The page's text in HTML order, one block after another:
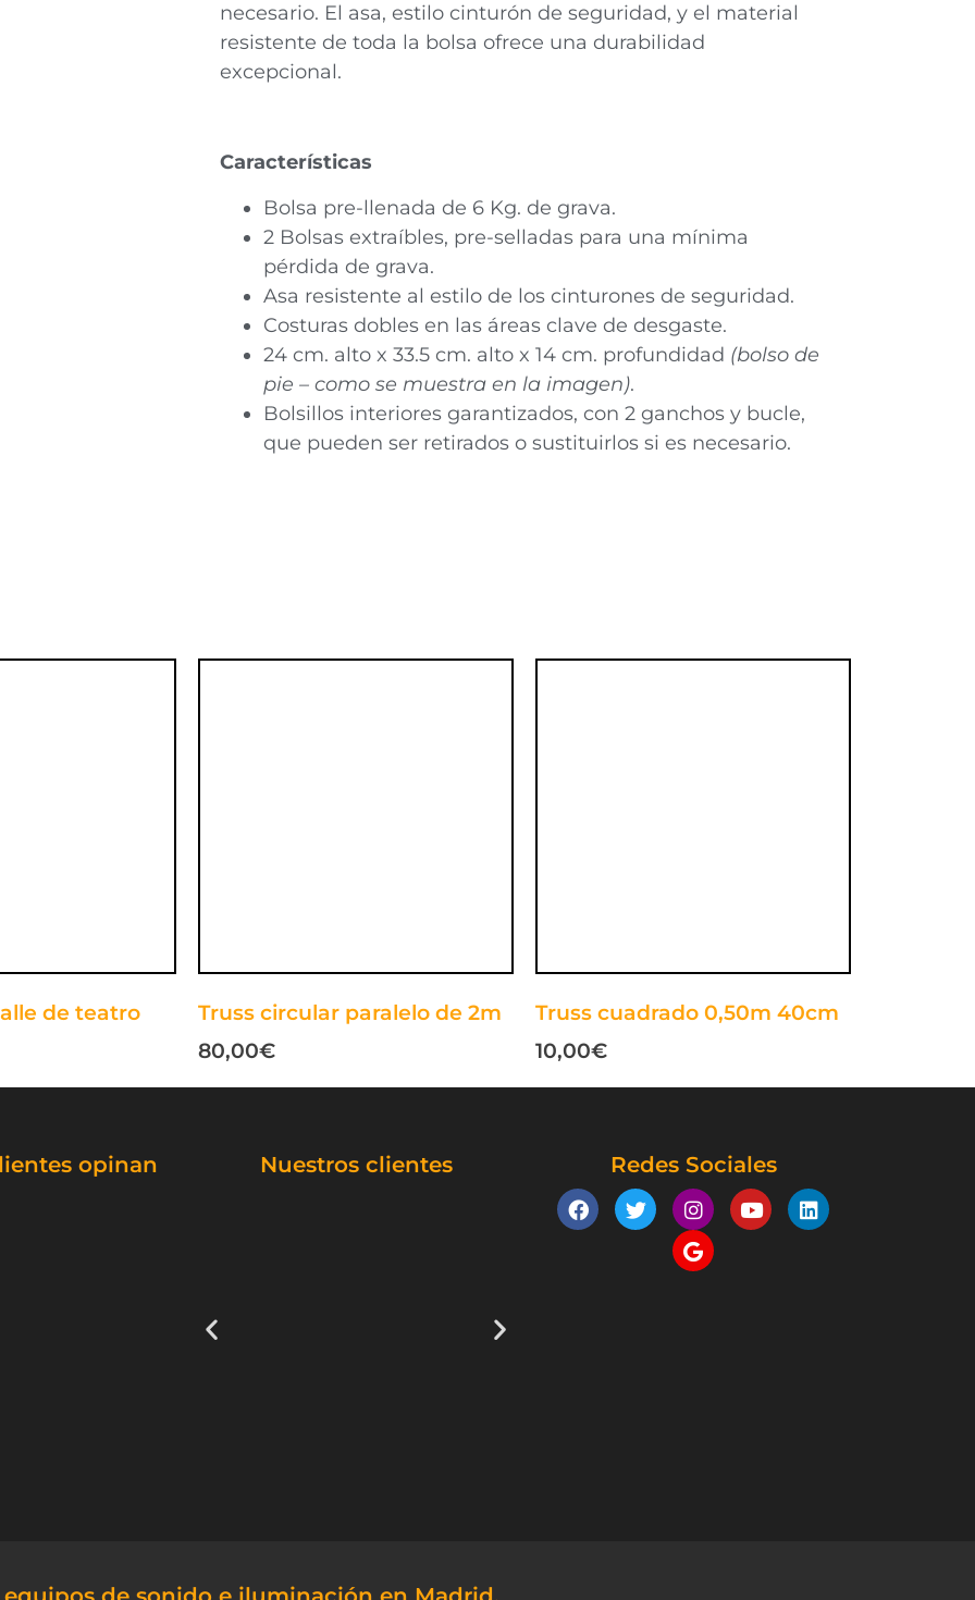
necesario. El asa, estilo cinturón de seguridad, y el material
resistente de toda la bolsa ofrece una durabilidad
excepcional.
Características
Bolsa pre-llenada de 6 Kg. de grava.
2 Bolsas extraíbles, pre-selladas para una mínima
pérdida de grava.
Asa resistente al estilo de los cinturones de seguridad.
Costuras dobles en las áreas clave de desgaste.
24 cm. alto x 33.5 cm. alto x 14 cm. profundidad (bolso de
pie – como se muestra en la imagen).
Bolsillos interiores garantizados, con 2 ganchos y bucle,
que pueden ser retirados o sustituirlos si es necesario.
de teatro
Truss circular paralelo de 2m
80,00€
Truss cuadrado 0,50m 40cm
10,00€
opinan Nuestros clientes Redes Sociales